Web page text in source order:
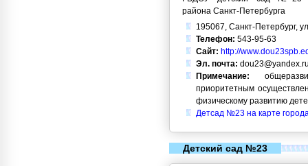
района Санкт-Петербурга
195067, Санкт-Петербург,
Телефон: 543-95-63
Сайт: http://
Эл. почта:
Примечание:
приоритетным
физическому развитию
Детсад №23 на карте
Детский сад №23